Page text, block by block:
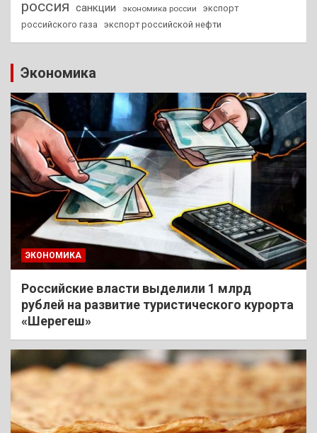
россия санкции экономика россии
экспорт
российского газа
экспорт российской нефти
Экономика
ЭКОНОМИКА
Российские власти выделили 1 млрд
рублей на развитие туристического курорта
«Шерегеш»